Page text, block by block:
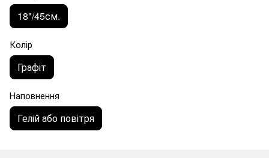
18"/45см.
Колір
Графіт
Наповнення
Гелій або повітря